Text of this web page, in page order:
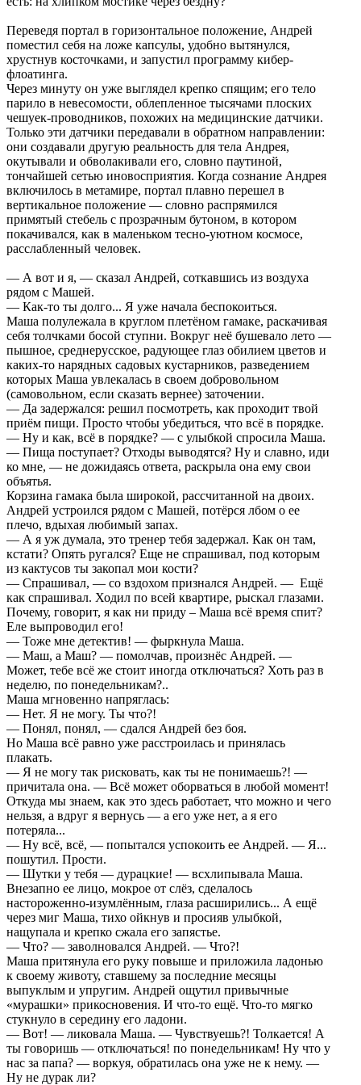
Переведя портал в горизонтальное положение, Андрей
поместил себя на ложе капсулы, удобно вытянулся,
хрустнув косточками, и запустил программу кибер-
флоатинга.
Через минуту он уже выглядел крепко спящим; его тело
парило в невесомости, облепленное тысячами плоских
чешуек-проводников, похожих на медицинские датчики.
Только эти датчики передавали в обратном направлении:
они создавали другую реальность для тела Андрея,
окутывали и обволакивали его, словно паутиной,
тончайшей сетью иновосприятия. Когда сознание Андрея
включилось в метамире, портал плавно перешел в
вертикальное положение — словно распрямился
примятый стебель с прозрачным бутоном, в котором
покачивался, как в маленьком тесно-уютном космосе,
расслабленный человек.
— А вот и я, — сказал Андрей, соткавшись из воздуха
рядом с Машей.
— Как-то ты долго... Я уже начала беспокоиться.
Маша полулежала в круглом плетёном гамаке, раскачивая
себя толчками босой ступни. Вокруг неё бушевало лето —
пышное, среднерусское, радующее глаз обилием цветов и
каких-то нарядных садовых кустарников, разведением
которых Маша увлекалась в своем добровольном
(самовольном, если сказать вернее) заточении.
— Да задержался: решил посмотреть, как проходит твой
приём пищи. Просто чтобы убедиться, что всё в порядке.
— Ну и как, всё в порядке? — с улыбкой спросила Маша.
— Пища поступает? Отходы выводятся? Ну и славно, иди
ко мне, — не дожидаясь ответа, раскрыла она ему свои
объятья.
Корзина гамака была широкой, рассчитанной на двоих.
Андрей устроился рядом с Машей, потёрся лбом о ее
плечо, вдыхая любимый запах.
— А я уж думала, это тренер тебя задержал. Как он там,
кстати? Опять ругался? Еще не спрашивал, под которым
из кактусов ты закопал мои кости?
— Спрашивал, — со вздохом признался Андрей. — Ещё
как спрашивал. Ходил по всей квартире, рыскал глазами.
Почему, говорит, я как ни приду – Маша всё время спит?
Еле выпроводил его!
— Тоже мне детектив! — фыркнула Маша.
— Маш, а Маш? — помолчав, произнёс Андрей. —
Может, тебе всё же стоит иногда отключаться? Хоть раз в
неделю, по понедельникам?..
Маша мгновенно напряглась:
— Нет. Я не могу. Ты что?!
— Понял, понял, — сдался Андрей без боя.
Но Маша всё равно уже расстроилась и принялась
плакать.
— Я не могу так рисковать, как ты не понимаешь?! —
причитала она. — Всё может оборваться в любой момент!
Откуда мы знаем, как это здесь работает, что можно и чего
нельзя, а вдруг я вернусь — а его уже нет, а я его
потеряла...
— Ну всё, всё, — попытался успокоить ее Андрей. — Я...
пошутил. Прости.
— Шутки у тебя — дурацкие! — всхлипывала Маша.
Внезапно ее лицо, мокрое от слёз, сделалось
настороженно-изумлённым, глаза расширились... А ещё
через миг Маша, тихо ойкнув и просияв улыбкой,
нащупала и крепко сжала его запястье.
— Что? — заволновался Андрей. — Что?!
Маша притянула его руку повыше и приложила ладонью
к своему животу, ставшему за последние месяцы
выпуклым и упругим. Андрей ощутил привычные
«мурашки» прикосновения. И что-то ещё. Что-то мягко
стукнуло в середину его ладони.
— Вот! — ликовала Маша. — Чувствуешь?! Толкается! А
ты говоришь — отключаться! по понедельникам! Ну что у
нас за папа? — воркуя, обратилась она уже не к нему. —
Ну не дурак ли?